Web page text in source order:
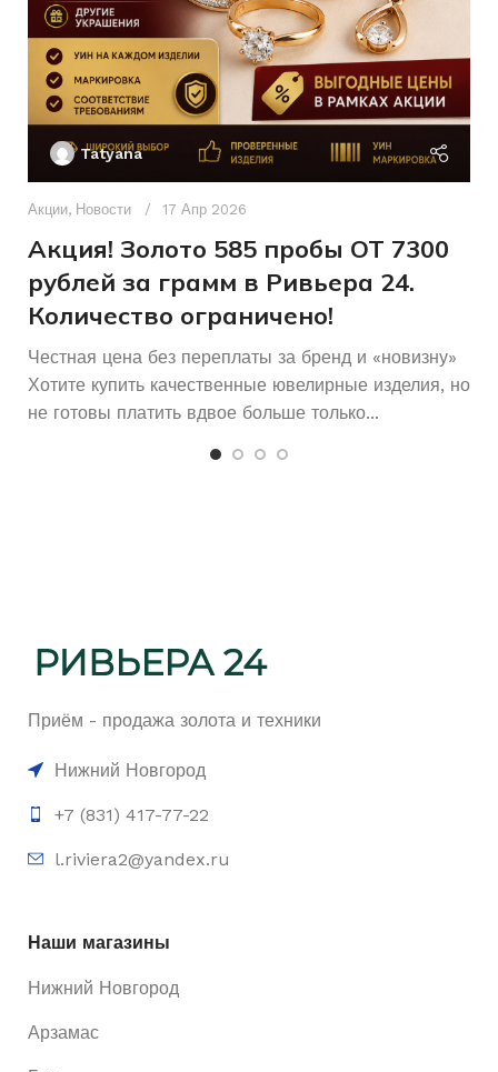
РАЗМЕР БРАСЛЕТА 18,5
ДЛЯ КОГО Женщинам
СОСТОЯНИЕ Б/У
БРЕНД Без бренда
КОЛИЧЕСТВО КАМНЕЙ
ДЛЯ КОГО Женщинам
Tatyana
Акции, Новости 17 Апр 2026
Акция! Золото 585 пробы ОТ 7300
рублей за грамм в Ривьера 24.
Количество ограничено!
Честная цена без переплаты за бренд и «новизну»
Хотите купить качественные ювелирные изделия, но
не готовы платить вдвое больше только...
Приём - продажа золота и техники
Нижний Новгород
+7 (831) 417-77-22
l.riviera2@yandex.ru
Наши магазины
Нижний Новгород
Арзамас